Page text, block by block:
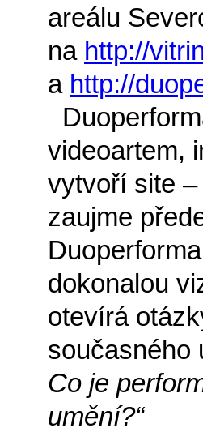
areálu
na http://
a http://
videoartem,
vytvoří site
zaujme
dokonalou
otevírá
Co je
umění?“